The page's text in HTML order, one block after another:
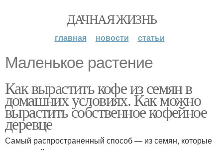
ДАЧНАЯ ЖИЗНЬ
главная новости статьи
Маленькое растение
Как вырастить кофе из семян в
домашних условиях. Как можно
вырастить собственное кофейное
деревце
Самый распространенный способ — из семян, которые